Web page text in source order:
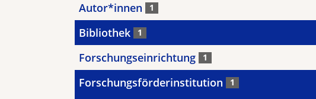
Autor*innen 1
Bibliothek 1
Forschungseinrichtung 1
Forschungsförderinstitution 1